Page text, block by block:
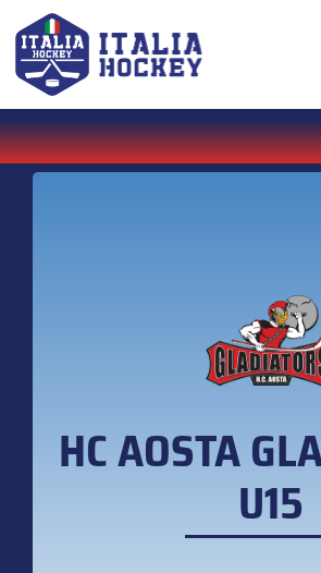
HC AOSTA
U15